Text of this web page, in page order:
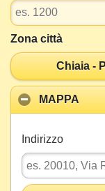
Zona città
Chiaia -
MAPPA
Indirizzo